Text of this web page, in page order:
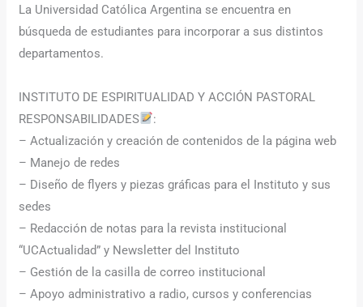
La Universidad Católica Argentina se encuentra en
búsqueda de estudiantes para incorporar a sus distintos
departamentos.
INSTITUTO DE ESPIRITUALIDAD Y ACCIÓN PASTORAL
RESPONSABILIDADES
:
– Actualización y creación de contenidos de la página web
– Manejo de redes
– Diseño de flyers y piezas gráficas para el Instituto y sus
sedes
– Redacción de notas para la revista institucional
“UCActualidad” y Newsletter del Instituto
– Gestión de la casilla de correo institucional
– Apoyo administrativo a radio, cursos y conferencias